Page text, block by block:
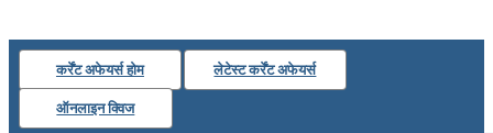
कर्रेंट अफेयर्स होम लेटेस्ट कर्रेंट अफेयर्स
ऑनलाइन क्विज